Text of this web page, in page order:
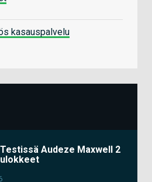
kasauspalvelu
Audeze Maxwell 2